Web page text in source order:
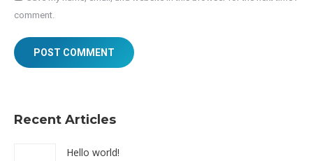
comment.
POST COMMENT
Recent Articles
Hello world!